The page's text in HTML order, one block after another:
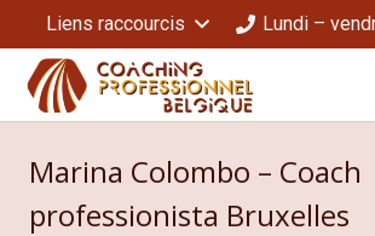
Liens raccourcis Lundi –
Marina Colombo – Coach
professionista Bruxelles